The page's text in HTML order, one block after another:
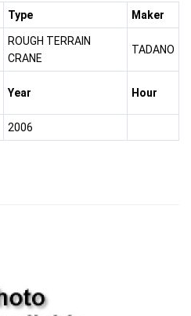
Type Maker
ROUGH TERRAIN
CRANE
TADANO
Year Hour
2006